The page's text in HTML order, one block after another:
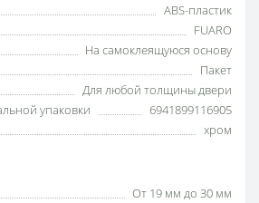
ABS-пластик
FUARO
На самоклеящуюся основу
Пакет
Для любой толщины двери
упаковки
6941899116905
хром
От 19 мм до 30 мм